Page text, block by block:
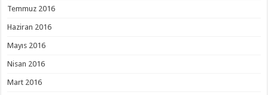
Temmuz 2016
Haziran 2016
Mayıs 2016
Nisan 2016
Mart 2016